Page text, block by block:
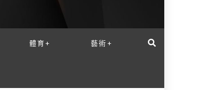
體育+ 藝術+